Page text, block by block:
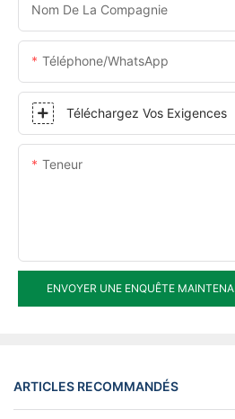
Nom De La Compagnie
Téléphone/WhatsApp
Téléchargez Vos Exigences
Teneur
ENVOYER UNE ENQUÊTE
ARTICLES RECOMMANDÉS